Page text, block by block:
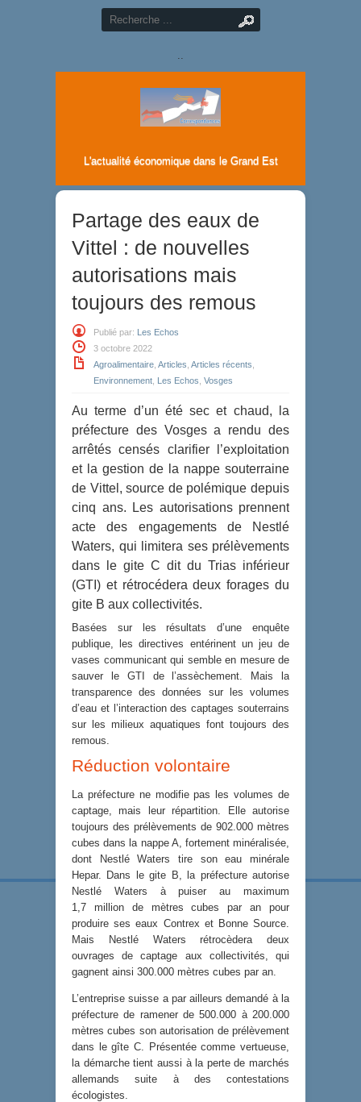
..
L'actualité économique dans le Grand Est
Partage des eaux de
Vittel : de nouvelles
autorisations mais
toujours des remous
Publié par: Les Echos
3 octobre 2022
Agroalimentaire Articles Articles récents
Environnement Les Echos Vosges
Au terme d’un été sec et chaud, la
préfecture des Vosges a rendu des
arrêtés censés clarifier l’exploitation
et la gestion de la nappe souterraine
de Vittel, source de polémique depuis
cinq ans. Les autorisations prennent
acte des engagements de Nestlé
Waters, qui limitera ses prélèvements
dans le gite C dit du Trias inférieur
(GTI) et rétrocédera deux forages du
gite B aux collectivités.
Basées sur les résultats d’une enquête
publique, les directives entérinent un jeu de
vases communicant qui semble en mesure de
sauver le GTI de l’assèchement. Mais la
transparence des données sur les volumes
d’eau et l’interaction des captages souterrains
sur les milieux aquatiques font toujours des
remous.
Réduction volontaire
La préfecture ne modifie pas les volumes de
captage, mais leur répartition. Elle autorise
toujours des prélèvements de 902.000 mètres
cubes dans la nappe A, fortement minéralisée,
dont Nestlé Waters tire son eau minérale
Hepar. Dans le gite B, la préfecture autorise
Nestlé Waters à puiser au maximum
1,7 million de mètres cubes par an pour
produire ses eaux Contrex et Bonne Source.
Mais Nestlé Waters rétrocèdera deux
ouvrages de captage aux collectivités, qui
gagnent ainsi 300.000 mètres cubes par an.
L’entreprise suisse a par ailleurs demandé à la
préfecture de ramener de 500.000 à 200.000
mètres cubes son autorisation de prélèvement
dans le gîte C. Présentée comme vertueuse,
la démarche tient aussi à la perte de marchés
allemands suite à des contestations
écologistes.